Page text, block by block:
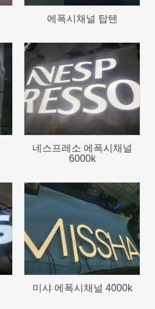
에폭시채널 탑텐
651
네스프레소 에폭시채널
6000k
미샤 에폭시채널 4000k